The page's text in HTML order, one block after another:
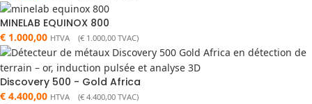
MINELAB EQUINOX 800
€ 1.000,00 HTVA (€ 1.000,00 TVAC)
Discovery 500 - Gold Africa
€ 4.400,00 HTVA (€ 4.400,00 TVAC)